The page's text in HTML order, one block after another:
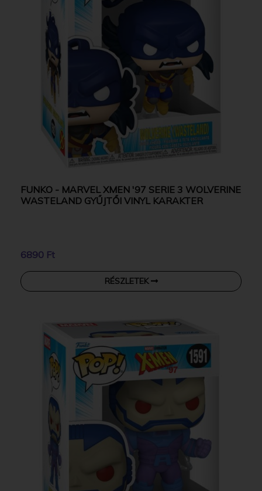
FUNKO - MARVEL XMEN '97 SERIE 3 WOLVERINE
WASTELAND GYŰJTŐI VINYL KARAKTER
6890 Ft
RÉSZLETEK